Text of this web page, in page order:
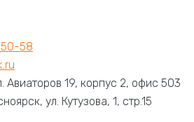
58
Авиаторов 19, корпус 2, офис 503
ул. Кутузова, 1, стр.15